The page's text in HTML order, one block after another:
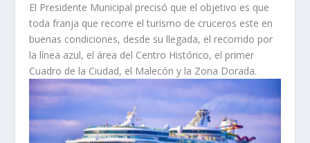
El Presidente Municipal precisó que el objetivo es que
toda franja que recorre el turismo de cruceros este en
buenas condiciones, desde su llegada, el recorrido por
la línea azul, el área del Centro Histórico, el primer
Cuadro de la Ciudad, el Malecón y la Zona Dorada.